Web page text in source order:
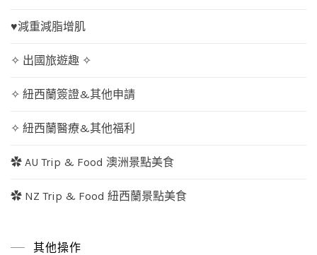
♥減重減脂增肌
✧ 出國旅遊趣 ✧
✧ 紐西蘭簽證&其他申請
✧ 紐西蘭醫療&其他福利
✿ AU Trip & Food 澳洲景點美食
✿ NZ Trip & Food 紐西蘭景點美食
其他操作